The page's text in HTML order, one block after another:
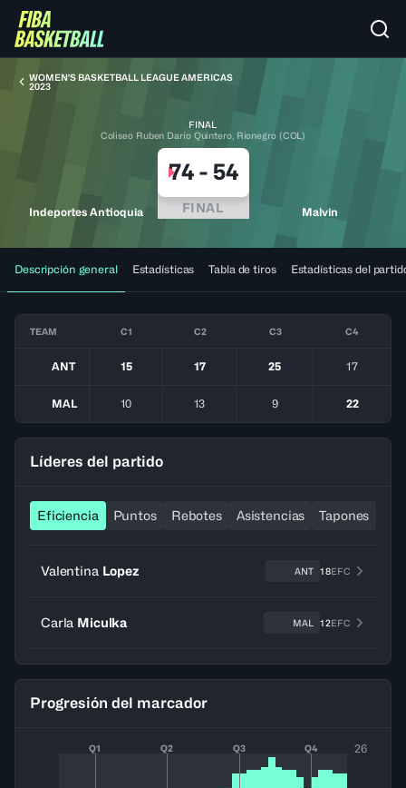
WOMEN'S BASKETBALL LEAGUE AMERICAS
2023
FINAL
Coliseo Ruben Darío Quintero, Rionegro (COL)
Indeportes Antioquia
74- 54
FINAL Malvin
Descripción general Estadísticas Tabla de tiros Estadísticas del
TEAM C1 C2 C3 C4
ANT 15 17 25 17
MAL 10 13 9 22
Líderes del partido
Eficiencia Puntos Rebotes Asistencias Tapones
Valentina Lopez ANT 18EFC
Carla Miculka MAL 12EFC
Progresión del marcador
Q1 Q2 Q3 Q4 26